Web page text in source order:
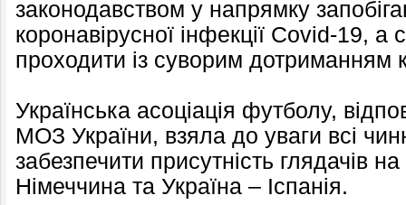
законодавством у напрямку
коронавірусної інфекції Covid-19, а
проходити із суворим дотриманням
Українська асоціація футболу,
МОЗ України, взяла до уваги всі
забезпечити присутність глядачів
Німеччина та Україна – Іспанія.